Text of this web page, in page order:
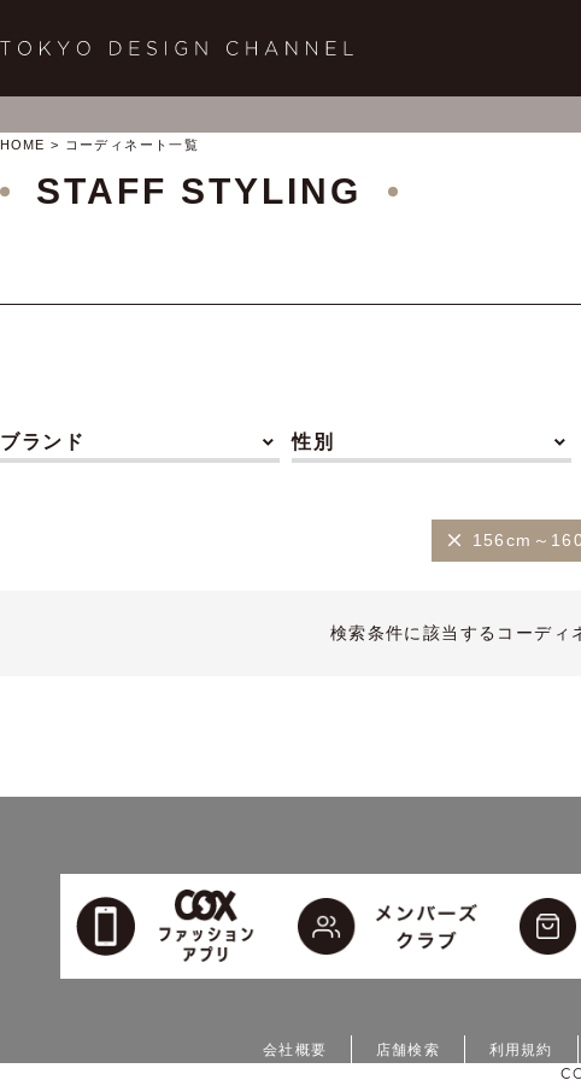
HOME コーディネート一覧
STAFF STYLING
ブランド 性別
156cm～
検索条件に該当するコーディ
会社概要 店舗検索 利用規約